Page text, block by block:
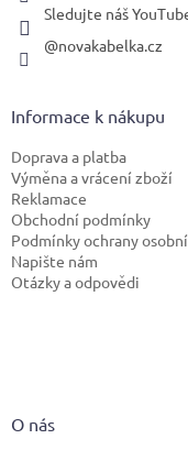
Sledujte náš
@novakabelka.cz
Informace k nákupu
Doprava a platba
Výměna a vrácení zboží
Reklamace
Obchodní podmínky
Podmínky ochrany
Napište nám
Otázky a odpovědi
O nás